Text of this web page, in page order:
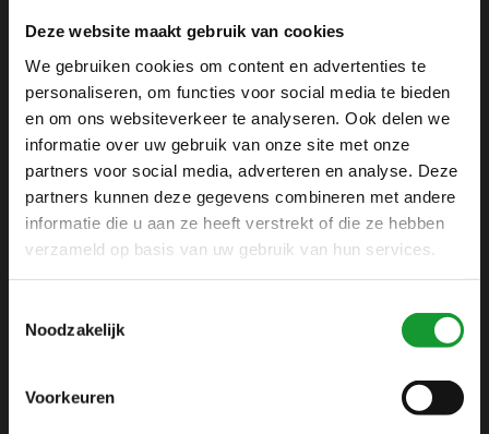
Deze website maakt gebruik van cookies
We gebruiken cookies om content en advertenties te
personaliseren, om functies voor social media te bieden
en om ons websiteverkeer te analyseren. Ook delen we
informatie over uw gebruik van onze site met onze
partners voor social media, adverteren en analyse. Deze
partners kunnen deze gegevens combineren met andere
informatie die u aan ze heeft verstrekt of die ze hebben
verzameld op basis van uw gebruik van hun services.
Noodzakelijk
Voorkeuren
SHIRTSUPPLIER.NL
Webshop voor mannen
Zijlijnstraat 24
1433 DC
+31 6 42 52 32 80
+31 6 42 52 32 80